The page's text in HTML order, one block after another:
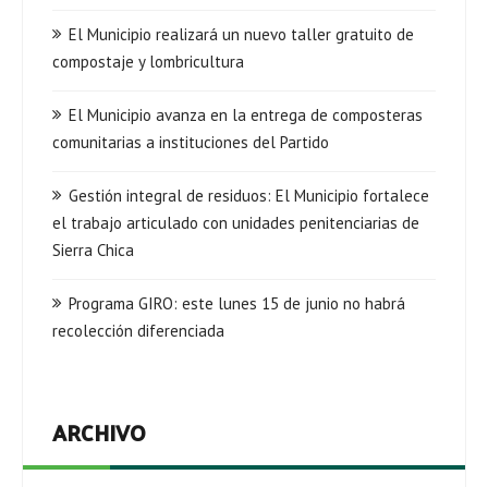
El Municipio realizará un nuevo taller gratuito de
compostaje y lombricultura
El Municipio avanza en la entrega de composteras
comunitarias a instituciones del Partido
Gestión integral de residuos: El Municipio fortalece
el trabajo articulado con unidades penitenciarias de
Sierra Chica
Programa GIRO: este lunes 15 de junio no habrá
recolección diferenciada
ARCHIVO